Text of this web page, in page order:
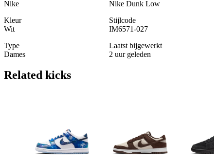
Nike
Nike Dunk Low
Kleur
Wit
Stijlcode
IM6571-027
Type
Dames
Laatst bijgewerkt
2 uur geleden
Related kicks